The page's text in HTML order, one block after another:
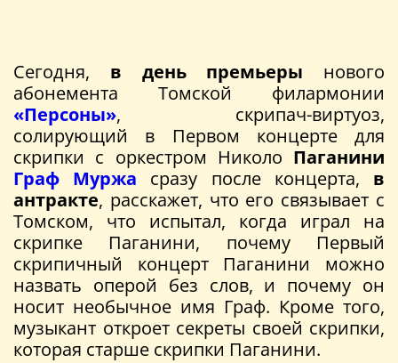
Сегодня, в день премьеры нового
абонемента Томской филармонии
«Персоны», скрипач-виртуоз,
солирующий в Первом концерте для
скрипки с оркестром Николо Паганини
Граф Муржа сразу после концерта, в
антракте, расскажет, что его связывает с
Томском, что испытал, когда играл на
скрипке Паганини, почему Первый
скрипичный концерт Паганини можно
назвать оперой без слов, и почему он
носит необычное имя Граф. Кроме того,
музыкант откроет секреты своей скрипки,
которая старше скрипки Паганини.